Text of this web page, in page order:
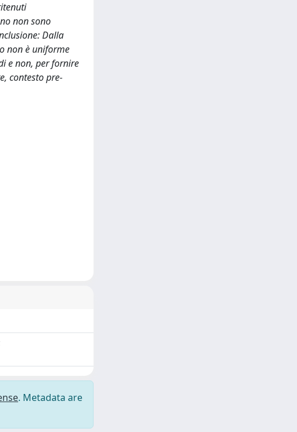
non sono
Dalla
non è uniforme
e non, per fornire
contesto pre-
. Metadata are